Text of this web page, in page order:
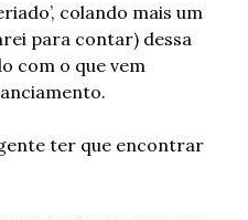
colando mais um
para contar) dessa
com o que vem
ter que encontrar